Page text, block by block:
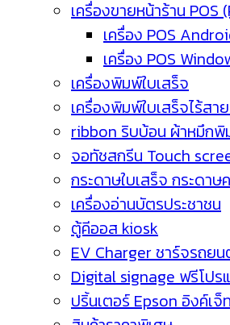
เครื่องขายหน้าร้าน
เครื่อง POS
เครื่อง POS
เครื่องพิมพ์ใบเสร็จ
เครื่องพิมพ์ใบเสร็จไร้ส
ribbon ริบบ้อน ผ้าหมึก
จอทัชสกรีน Touch
กระดาษใบเสร็จ กระดาษ
เครื่องอ่านบัตรประชาชน
ตู้คีออส kiosk
EV Charger ชาร์จรถย
Digital signage ฟรีโปร
ปริ้นเตอร์ Epson อิงค์เจ็